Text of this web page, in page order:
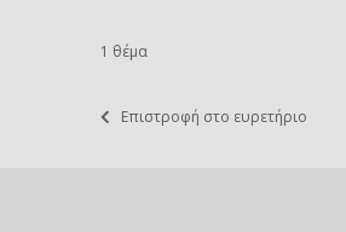
1 θέμα
Επιστροφή στο ευρετήριο